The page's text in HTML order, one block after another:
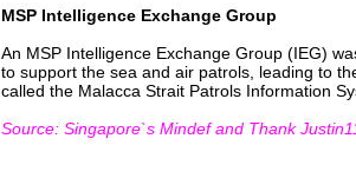
MSP Intelligence Exchange Group
An MSP Intelligence Exchange Group (IEG)
to support the sea and air patrols, leading to
called the Malacca Strait Patrols Information
Source: Singapore`s Mindef and Thank